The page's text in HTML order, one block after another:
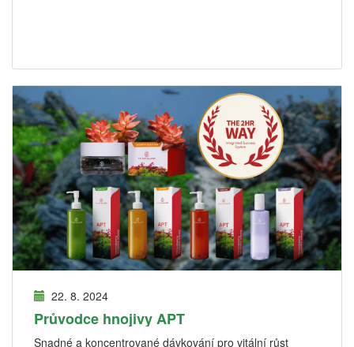
22. 8. 2024
Průvodce hnojivy APT
Snadné a koncentrované dávkování pro vitální růst